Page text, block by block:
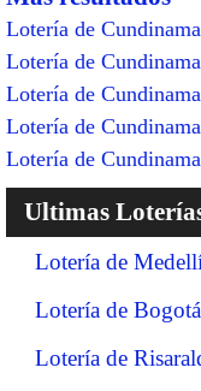
Lotería de
Lotería de
Lotería de
Lotería de
Lotería de
Ultimas
Lotería de
Lotería de
Lotería de